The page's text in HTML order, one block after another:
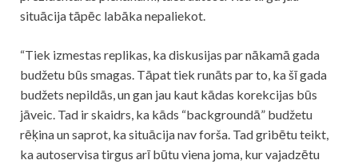
situācija tāpēc labāka nepaliekot.
“Tiek izmestas replikas, ka diskusijas par nākamā gada
budžetu būs smagas. Tāpat tiek runāts par to, ka šī gada
budžets nepildās, un gan jau kaut kādas korekcijas būs
jāveic. Tad ir skaidrs, ka kāds “backgroundā” budžetu
rēķina un saprot, ka situācija nav forša. Tad gribētu teikt,
ka autoservisa tirgus arī būtu viena joma, kur vajadzētu